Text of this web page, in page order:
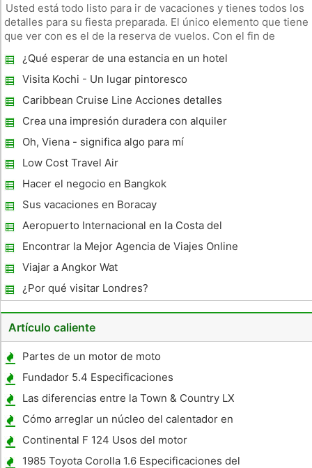
Usted está todo listo para ir de vacaciones y tienes todos los
detalles para su fiesta preparada. El único elemento que tiene
que ver con es el de la reserva de vuelos. Con el fin de
vacaciones y cuánto tiempo vas a estar de vacaciones. Ademá
¿Qué esperar de una estancia en un hotel
de lujo
Visita Kochi - Un lugar pintoresco
Caribbean Cruise Line Acciones detalles
sobre su conocida Cruise & Expertos
Estancia Resort
Crea una impresión duradera con alquiler
de limusina
Oh, Viena - significa algo para mí
Low Cost Travel Air
Hacer el negocio en Bangkok
Sus vacaciones en Boracay
Aeropuerto Internacional en la Costa del
Pacífico Costa Rica, Región Sur
Encontrar la Mejor Agencia de Viajes Online
Viajar a Angkor Wat
¿Por qué visitar Londres?
Artículo caliente
Partes de un motor de moto
Fundador 5.4 Especificaciones
Las diferencias entre la Town & Country LX
y LXI
Cómo arreglar un núcleo del calentador en
un Ford
Continental F 124 Usos del motor
1985 Toyota Corolla 1.6 Especificaciones del